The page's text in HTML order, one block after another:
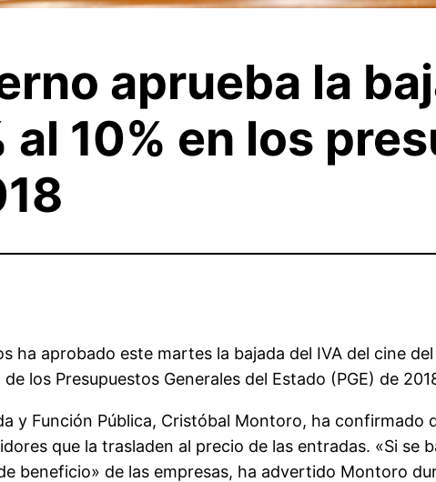
aprueba la
al 10% en los
ha aprobado este martes la bajada del IVA del cine
los Presupuestos Generales del Estado (PGE) de
y Función Pública, Cristóbal Montoro, ha
que la trasladen al precio de las entradas. «Si se
beneficio» de las empresas, ha advertido Montoro